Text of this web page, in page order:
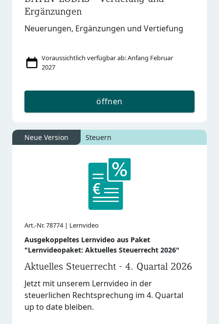
Ergänzungen
Neuerungen, Ergänzungen und Vertiefung
Voraussichtlich verfügbar ab: Anfang Februar
2027
öffnen
Neue Version Steuern
Art.-Nr. 78774 | Lernvideo
Ausgekoppeltes Lernvideo aus Paket
"Lernvideopaket: Aktuelles Steuerrecht 2026"
Aktuelles Steuerrecht - 4. Quartal 2026
Jetzt mit unserem Lernvideo in der
steuerlichen Rechtsprechung im 4. Quartal
up to date bleiben.